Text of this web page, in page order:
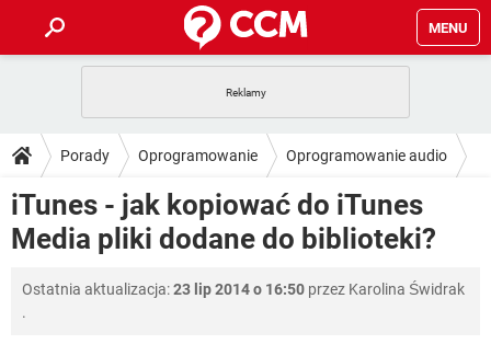
MENU
GRY WHATSAPP
SPOTIFY NETFLIX
INSTAGRAM FACEBOOK
PORADY
PlayStation TIKTOK
GRY WHATSAPP
INSTAGRAM FACEBOOK
DO POBRANIA
ANDROID TIKTOK
FORUM
COVID-19 TIKTOK
Porady Oprogramowanie Oprogramowanie audio
iTunes
iTunes - jak kopiować do iTunes
Media pliki dodane do biblioteki?
Ostatnia aktualizacja:23 lip 2014 o 16:50 przez Karolina Świdrak
.